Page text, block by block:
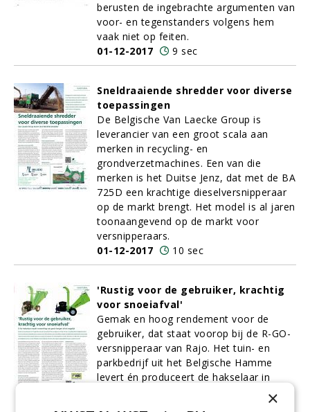
berusten de ingebrachte argumenten van
voor- en tegenstanders volgens hem
vaak niet op feiten.
01-12-2017
9 sec
Sneldraaiende shredder voor diverse
toepassingen
De Belgische Van Laecke Group is
leverancier van een groot scala aan
merken in recycling- en
grondverzetmachines. Een van die
merken is het Duitse Jenz, dat met de BA
725D een krachtige dieselversnipperaar
op de markt brengt. Het model is al jaren
toonaangevend op de markt voor
versnipperaars.
01-12-2017
10 sec
'Rustig voor de gebruiker, krachtig
voor snoeiafval'
Gemak en hoog rendement voor de
gebruiker, dat staat voorop bij de R-GO-
versnipperaar van Rajo. Het tuin- en
parkbedrijf uit het Belgische Hamme
levert én produceert de hakselaar in
twee varianten: een 16 pk handstart en
×